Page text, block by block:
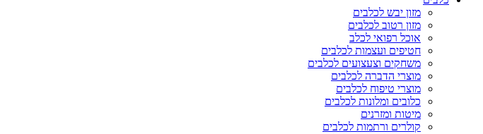
מזון יבש לכלבים
מזון רטוב לכלבים
אוכל רפואי לכלב
חטיפים ועצמות לכלבים
משחקים וצעצועים לכלבים
מוצרי הדברה לכלבים
מוצרי טיפוח לכלבים
כלובים ומלונות לכלבים
מיטות ומזרנים
קולרים ורתמות לכלבים